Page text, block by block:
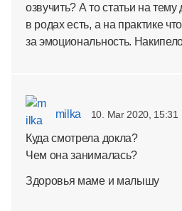
озвучить? А то статьи на
в родах есть, а на практике
за эмоциональность.
milka 10. Mar 2020, 15:31
Куда смотрела докла?
Чем она занималась?
Здоровья маме и малышу